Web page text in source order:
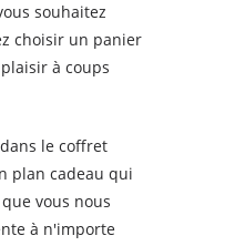
souhaitez
choisir un panier
à coups
le coffret
plan cadeau qui
vous nous
à n'importe